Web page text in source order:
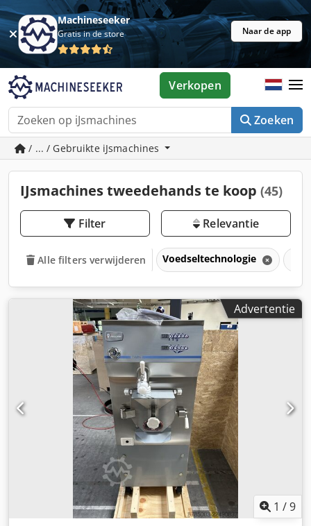
Machineseeker
Gratis in de store Naar de app
Zoeken
Verkopen
/ ... / Gebruikte iJsmachines
IJsmachines tweedehands te koop (45)
Filter Relevantie
Alle filters verwijderen Voedseltechnologie
Advertentie
1 /9